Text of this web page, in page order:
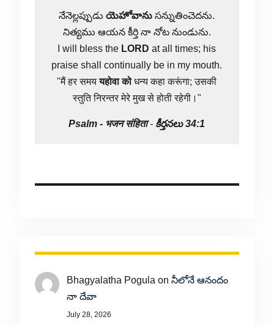
నేనెల్లప్పుడుయెహోవాను సన్నుతించెదను.
నిత్యము ఆయన కీర్తి నా నోట నుండును.
I will bless the LORD at all times; his
praise shall continually be in my mouth.
"मैं हर समययहोवा कोधन्य कहा करूंगा; उसकी
स्तुति निरन्तर मेरे मुख से होती रहेगी।"
Psalm - भजन संहिता- కీర్తనలు 34:1
Bhagyalatha Pogula on నీలోనే ఆనందం
నా దేవా
July 28, 2026